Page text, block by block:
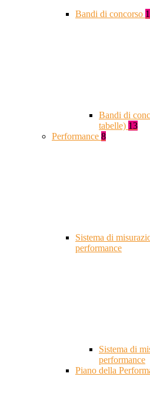
Bandi di concorso
Bandi di
tabelle) 13
Performance 8
Sistema di
performance
Sistema di
performance
Piano della